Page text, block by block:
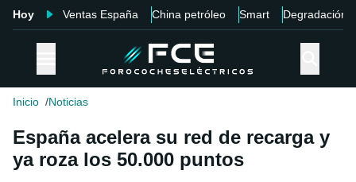
Hoy Ventas España China petróleo Smart Degradación
Inicio Noticias
España acelera su red de recarga y
ya roza los 50.000 puntos